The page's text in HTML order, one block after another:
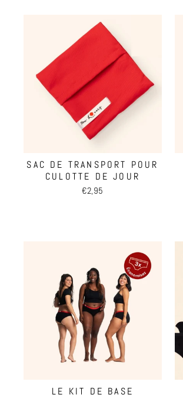
SAC DE TRANSPORT POUR
CULOTTE DE JOUR
€2,95
LE KIT DE BASE